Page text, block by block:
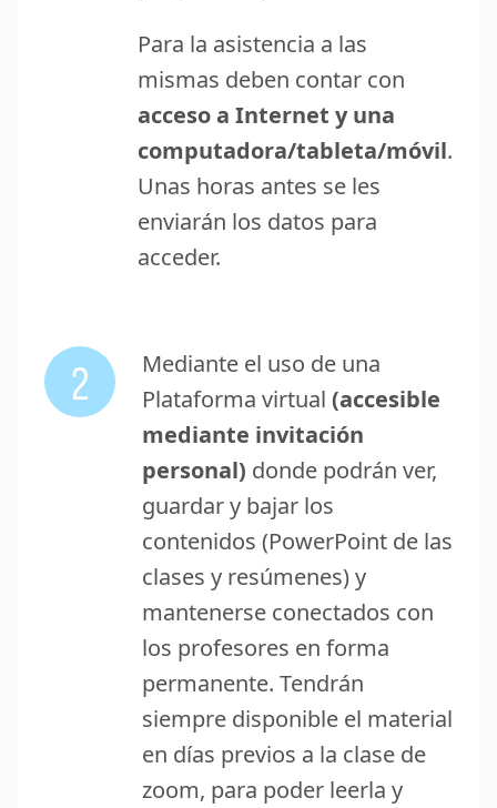
Para la asistencia a las
mismas deben contar con
acceso a Internet y una
computadora/tableta/móvil.
Unas horas antes se les
enviarán los datos para
acceder.
2
Mediante el uso de una
Plataforma virtual (accesible
mediante invitación
personal) donde podrán ver,
guardar y bajar los
contenidos (PowerPoint de las
clases y resúmenes) y
mantenerse conectados con
los profesores en forma
permanente. Tendrán
siempre disponible el material
en días previos a la clase de
zoom, para poder leerla y